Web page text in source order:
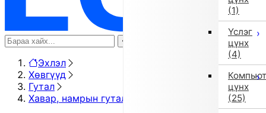
(1)
Үслэг
цүнх
(4)
цүнх
(25)
Эхлэл
Хөвгүүд
Гутал
Хавар, намрын гутал